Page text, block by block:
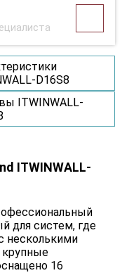
D16S8
ITWINWALL-
ITWINWALL-
для систем, где
несколькими
крупные
16